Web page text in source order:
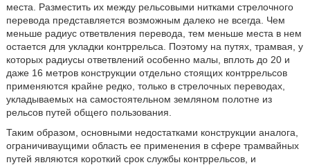
места. Разместить их между рельсовыми нитками стрелочного
перевода представляется возможным далеко не всегда. Чем
меньше радиус ответвления перевода, тем меньше места в нем
остается для укладки контррельса. Поэтому на путях, трамвая, у
которых радиусы ответвлений особенно малы, вплоть до 20 и
даже 16 метров конструкции отдельно стоящих контррельсов
применяются крайне редко, только в стрелочных переводах,
укладываемых на самостоятельном земляном полотне из
рельсов путей общего пользования.
Таким образом, основными недостатками конструкции аналога,
ограничиваущими область ее применения в сфере трамвайных
путей являются короткий срок службы контррельсов, и